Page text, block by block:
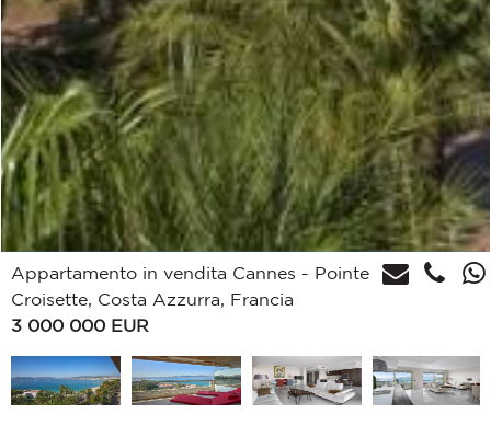
Appartamento in vendita Cannes - Pointe
Croisette, Costa Azzurra, Francia
3 000 000 EUR